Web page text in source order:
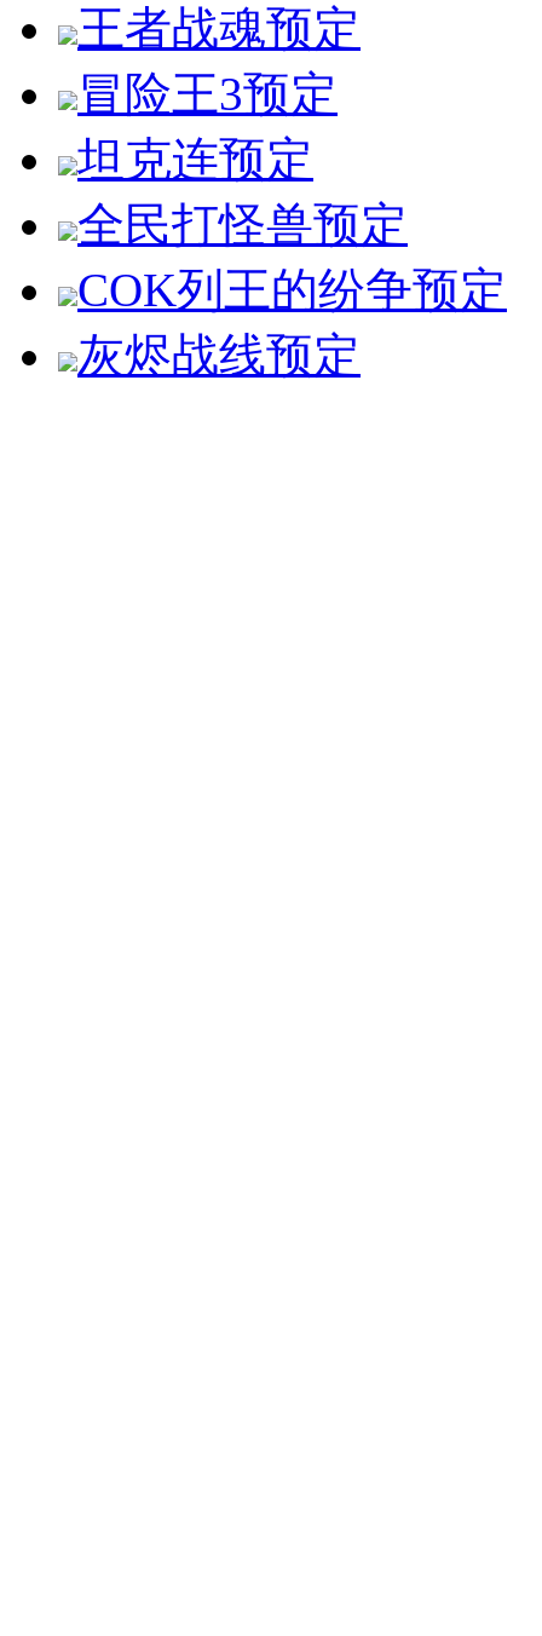
王者战魂预定
冒险王3预定
坦克连预定
全民打怪兽预定
COK列王的纷争预定
灰烬战线预定